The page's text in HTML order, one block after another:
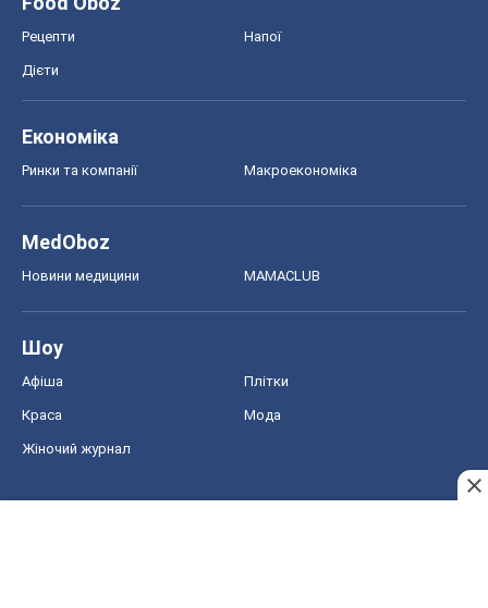
Рецепти Напої
Дієти
Економіка
Ринки та компанії Макроекономіка
MedOboz
Новини медицини MAMACLUB
Шоу
Афіша Плітки
Краса Мода
Жіночий журнал